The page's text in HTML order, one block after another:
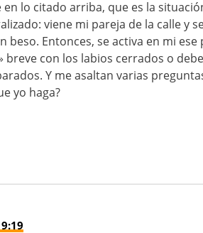
lo citado arriba, que es la
viene mi pareja de la calle y
beso. Entonces, se activa en mi ese
breve con los labios cerrados o
Y me asaltan varias
yo haga?